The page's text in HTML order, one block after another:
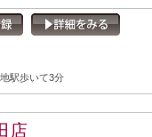
駅歩いて3分
店